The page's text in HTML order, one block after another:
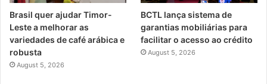
Brasil quer ajudar Timor-
Leste a melhorar as
variedades de café arábica e
robusta
August 5, 2026
BCTL lança sistema de
garantias mobiliárias para
facilitar o acesso ao crédito
August 5, 2026